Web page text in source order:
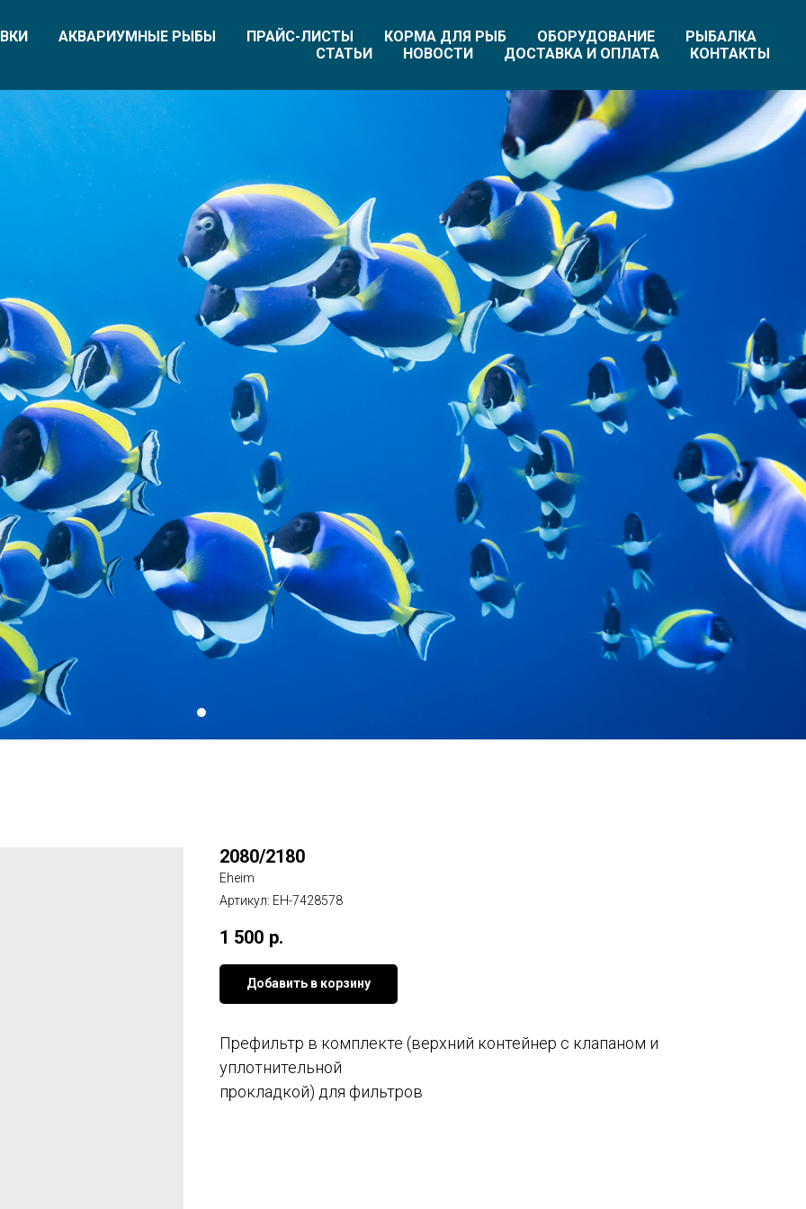
АКВАРИУМНЫЕ РЫБЫ ПРАЙС-ЛИСТЫ КОРМА ДЛЯ РЫБ ОБОРУДОВАНИЕ
РЫБАЛКА
СТАТЬИ
НОВОСТИ ДОСТАВКА И ОПЛАТА КОНТАКТЫ
2080/2180
Eheim
Артикул: EH-7428578
1 500 р.
Добавить в корзину
Префильтр в комплекте (верхний контейнер с клапаном и
уплотнительной
прокладкой) для фильтров